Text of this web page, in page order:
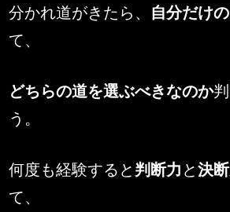
分かれ道がきたら、 自分だけ
て、
どちらの道を選ぶべきなのか
う。
何度も経験すると 判断力 と決
て、